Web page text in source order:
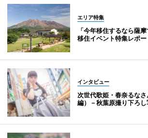
エリア特集
「今年移住するなら薩
移住イベント特集レポー
インタビュー
次世代歌姫・春奈るな
編）－秋葉原撮り下ろ